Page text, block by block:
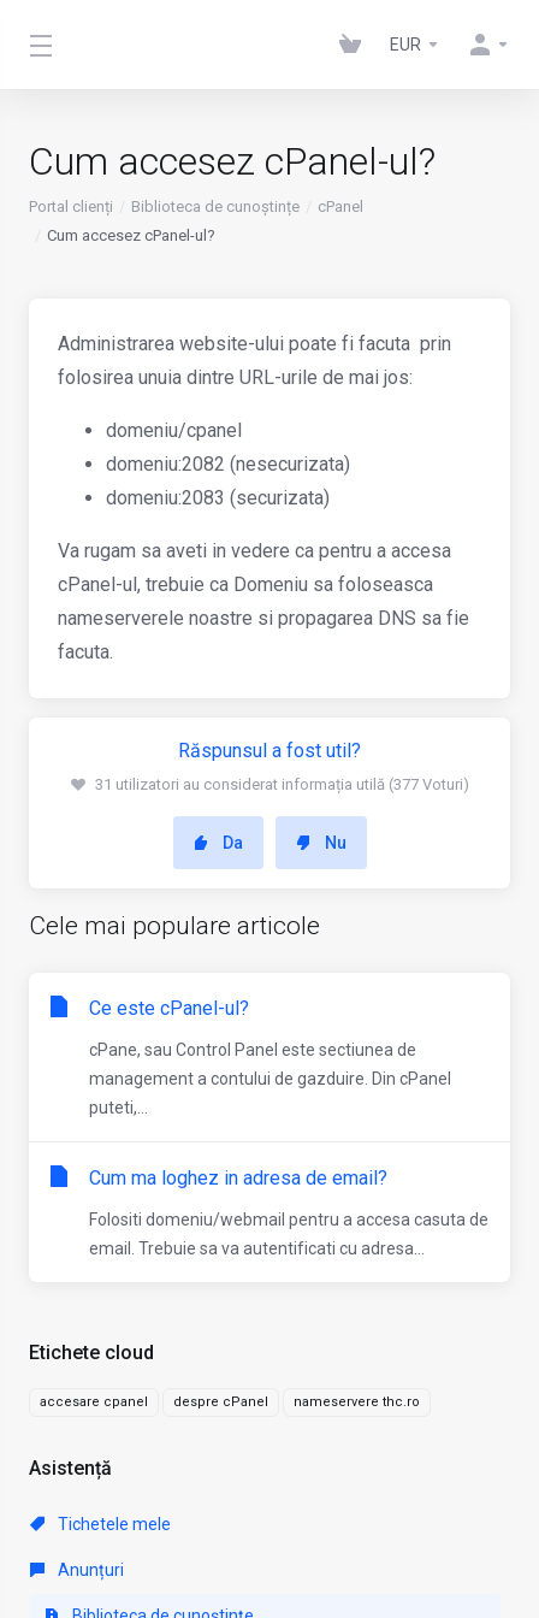
EUR
Cum accesez cPanel-ul?
Portal clienți Biblioteca de cunoștințe
cPanel
Cum accesez cPanel-ul?
Etichete cloud
accesare cpanel despre cPanel nameservere thc.ro
Asistență
Tichetele mele
Anunțuri
Administrarea website-ului poate fi facuta prin
folosirea unuia dintre URL-urile de mai jos:
domeniu/cpanel
domeniu:2082 (nesecurizata)
domeniu:2083 (securizata)
Va rugam sa aveti in vedere ca pentru a accesa
cPanel-ul, trebuie ca Domeniu sa foloseasca
nameserverele noastre si propagarea DNS sa fie
facuta.
Răspunsul a fost util?
31 utilizatori au considerat informația utilă (377 Voturi)
Da Nu
Cele mai populare articole
Ce este cPanel-ul?
cPane, sau Control Panel este sectiunea de
management a contului de gazduire. Din cPanel
puteti,...
Cum ma loghez in adresa de email?
Folositi domeniu/webmail pentru a accesa casuta de
email. Trebuie sa va autentificati cu adresa...